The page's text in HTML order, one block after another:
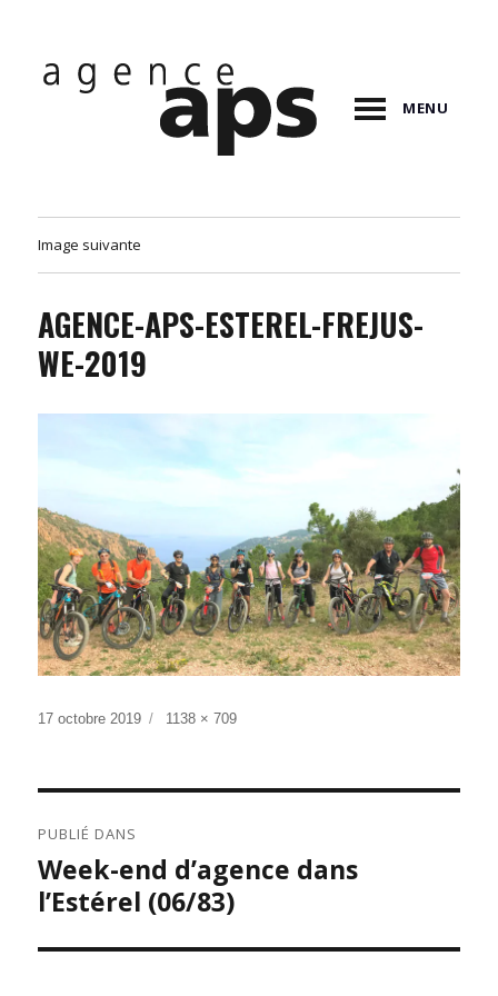
MENU
Image suivante
AGENCE-APS-ESTEREL-FREJUS-
WE-2019
Publié
17 octobre 2019
Taille
1138 × 709
DE
L’ARTICLE
PUBLIÉ DANS
Week-end d’agence dans
l’Estérel (06/83)